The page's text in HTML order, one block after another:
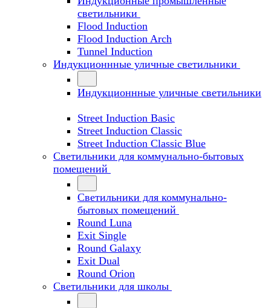
светильники
Flood Induction
Flood Induction Arch
Tunnel Induction
Индукционнные уличные светильники
Индукционнные уличные светильники
Street Induction Basic
Street Induction Classic
Street Induction Classic Blue
Светильники для коммунально-бытовых
помещений
Светильники для коммунально-
бытовых помещений
Round Luna
Exit Single
Round Galaxy
Exit Dual
Round Orion
Светильники для школы